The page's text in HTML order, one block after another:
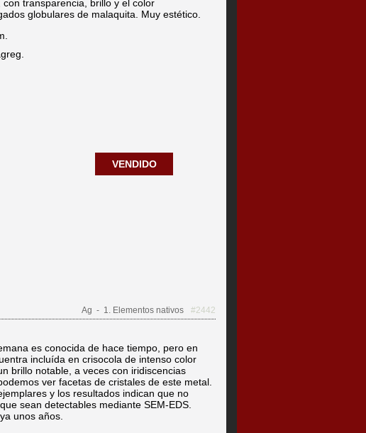
transparencia, brillo y el color
globulares de malaquita. Muy estético.
VENDIDO
Ag - 1. Elementos nativos
#2442
es conocida de hace tiempo, pero en
incluída en crisocola de intenso color
brillo notable, a veces con iridiscencias
ver facetas de cristales de este metal.
y los resultados indican que no
sean detectables mediante SEM-EDS.
unos años.